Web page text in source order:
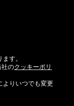
す。
社のクッキーポリ
よりいつでも変更